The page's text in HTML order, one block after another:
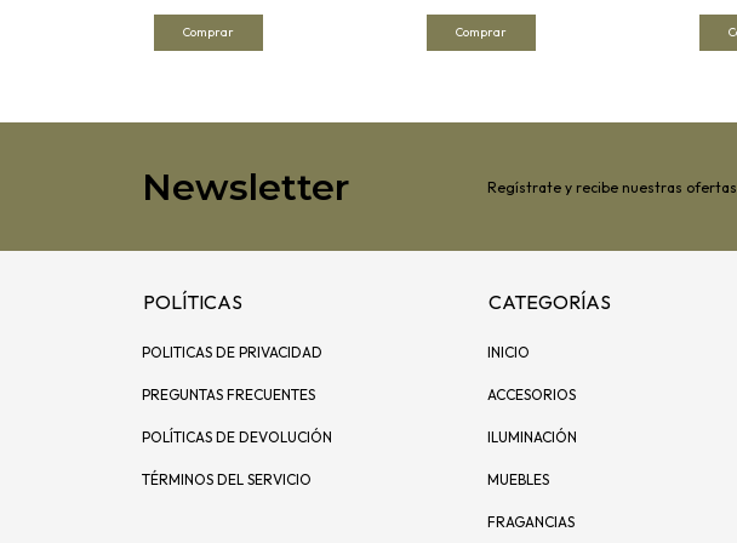
Newsletter Regístrate y recibe nuestras ofertas.
POLÍTICAS
POLITICAS DE PRIVACIDAD
PREGUNTAS FRECUENTES
POLÍTICAS DE DEVOLUCIÓN
TÉRMINOS DEL SERVICIO
CATEGORÍAS
INICIO
ACCESORIOS
ILUMINACIÓN
MUEBLES
FRAGANCIAS